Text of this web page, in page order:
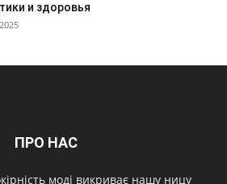
и здоровья
ПРО НАС
моді викриває нашу ницу